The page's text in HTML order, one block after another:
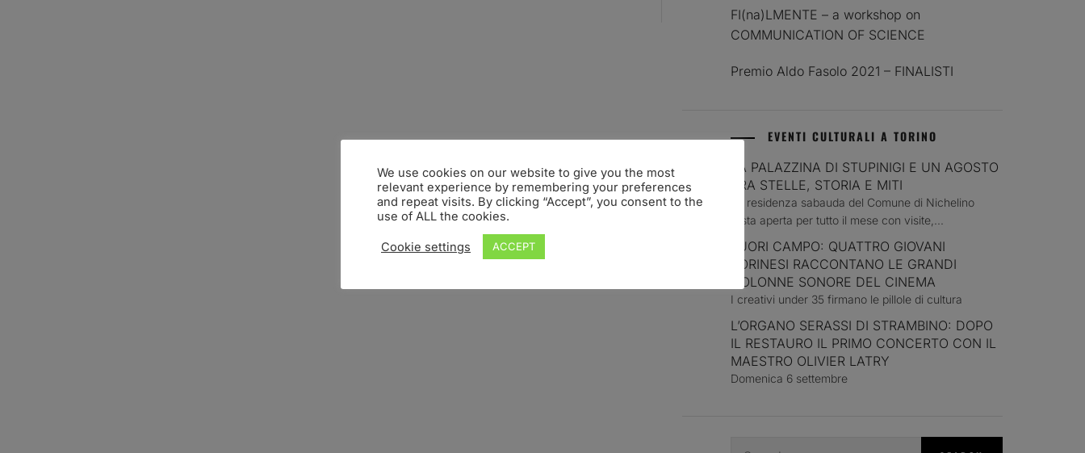
FI(na)LMENTE – a workshop on
COMMUNICATION OF SCIENCE
Premio Aldo Fasolo 2021 – FINALISTI
EVENTI CULTURALI A TORINO
LA PALAZZINA DI STUPINIGI E UN AGOSTO
TRA STELLE, STORIA E MITI
La residenza sabauda del Comune di Nichelino
resta aperta per tutto il mese con visite,...
FUORI CAMPO: QUATTRO GIOVANI
TORINESI RACCONTANO LE GRANDI
COLONNE SONORE DEL CINEMA
I creativi under 35 firmano le pillole di cultura
L’ORGANO SERASSI DI STRAMBINO: DOPO
IL RESTAURO IL PRIMO CONCERTO CON IL
MAESTRO OLIVIER LATRY
Domenica 6 settembre
We use cookies on our website to give you the most
relevant experience by remembering your preferences
and repeat visits. By clicking “Accept”, you consent to the
use of ALL the cookies.
Cookie settings ACCEPT